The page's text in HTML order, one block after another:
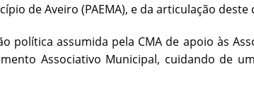
de Aveiro (PAEMA), e da articulação
política assumida pela CMA de apoio às
Associativo Municipal, cuidando de